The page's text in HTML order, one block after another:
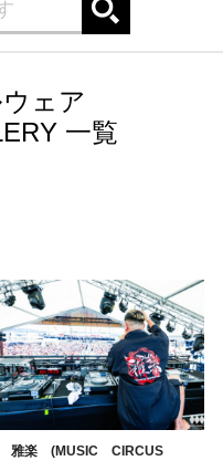
ェア
一覧
雅楽 (MUSIC CIRCUS